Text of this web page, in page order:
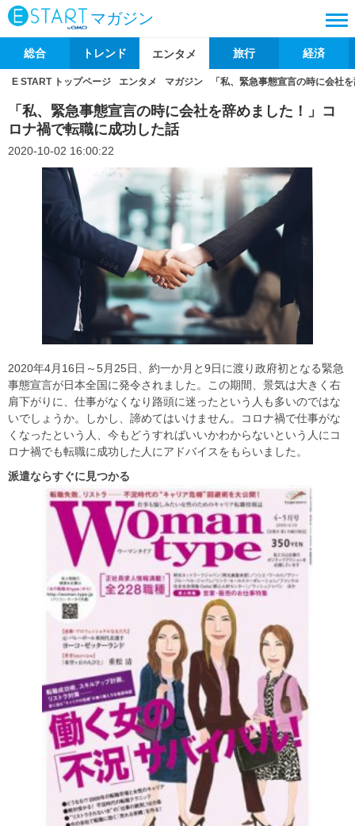
マガジン
総合 トレンド エンタメ 旅行 経済
E START トップページ エンタメ マガジン 「私、緊急事態宣言の時に会社
「私、緊急事態宣言の時に会社を辞めました！」コ
ロナ禍で転職に成功した話
2020-10-02 16:00:22
2020年4月16日～5月25日、約一か月と9日に渡り政府初となる緊急
事態宣言が日本全国に発令されました。この期間、景気は大きく右
肩下がりに、仕事がなくなり路頭に迷ったという人も多いのではな
いでしょうか。しかし、諦めてはいけません。コロナ禍で仕事がな
くなったという人、今もどうすればいいかわからないという人にコ
ロナ禍でも転職に成功した人にアドバイスをもらいました。
派遣ならすぐに見つかる